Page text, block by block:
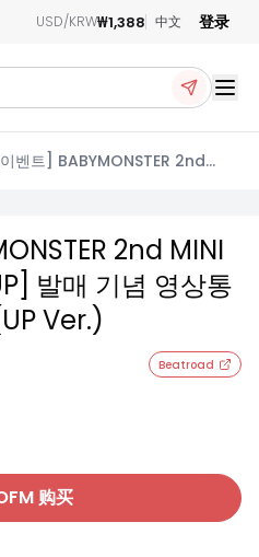
USD/KRW₩1,388 中文 登录
이벤트] BABYMONSTER 2nd
2nd MINI
발매 기념 영상통
Ver.)
Beatroad
购买